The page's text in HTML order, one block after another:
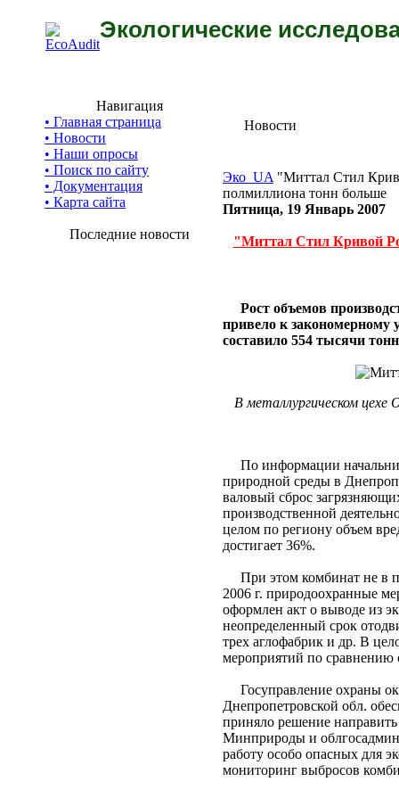
Экологические
Навигация
• Главная страница
• Новости
• Наши опросы
• Поиск по сайту
• Документация
• Карта сайта
Последние новости
Новости
Эко_UA "Миттал Стил
полмиллиона тонн больше
Пятница, 19 Январь 2007
"Миттал Стил Кривой
Рост объемов
привело к закономерному
составило 554 тысячи
В металлургическом
По информации
природной среды в
валовый сброс
производственной
целом по региону объем
достигает 36%.
При этом комбинат не в
2006 г. природоохранные
оформлен акт о выводе из
неопределенный срок
трех аглофабрик и др. В
мероприятий по сравнению
Госуправление охраны
Днепропетровской обл.
приняло решение
Минприроды и
работу особо опасных для
мониторинг выбросов